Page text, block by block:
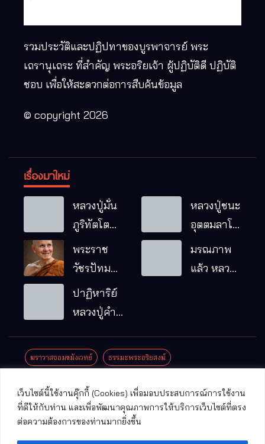
เว็บไซต์นี้ใช้งานคุ๊กกี้ (Cookies) เพื่อมอบประสบการณ์การใช้งาน
ที่ดีให้กับท่าน และเพื่อพัฒนาคุณภาพการให้บริการเว็บไซต์ที่ตรง
ต่อความต้องการของท่านมากยิ่งขึ้น
รวมประวัติและปฏิปทาของบูรพาจารย์ พระ
เถรานุเถระ ที่สำคัญ พระอริยเจ้า ผู้ปฏิบัติดี ปฏิบัติ
ชอบ เพื่อให้สะดวกต่อการสืบค้นข้อมูล
© copyright 2026
เรื่องมาใหม่
หลวงปู่มั่น
ภูริทัตโต
พระอริยเจ้า
ผู้เป็นบิดา
รมฐาน
หลวงปู่ชนะ
อุตตมลาโภ
หมากอื๋อ
พระราช
วัชรปัทม
คุณ (หลวง
ปู่บัวเกตุ
แล้ว วัดป่า
อ.แม่ริม
จ.เชียงใหม่
มรณภาพ
แล้ว หลวง
ปาฏิหาริย์
หลวงปู่คำ
มณี
ฆราวาสจอมขมังเวทย์ ธรรมะพระอริยสงฆ์
ปาฏิหาริย์พระเครื่อง
พระพุทธรูปศักดิ์สิทธิ์ วัดที่สําคัญ